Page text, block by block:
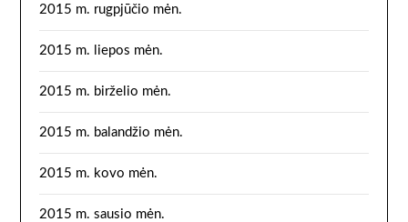
2015 m. rugpjūčio mėn.
2015 m. liepos mėn.
2015 m. birželio mėn.
2015 m. balandžio mėn.
2015 m. kovo mėn.
2015 m. sausio mėn.